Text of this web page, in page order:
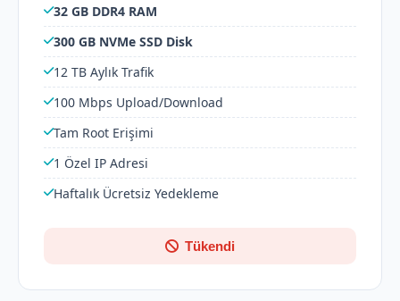
32 GB DDR4 RAM
300 GB NVMe SSD Disk
12 TB Aylık Trafik
100 Mbps Upload/Download
Tam Root Erişimi
1 Özel IP Adresi
Haftalık Ücretsiz Yedekleme
Tükendi